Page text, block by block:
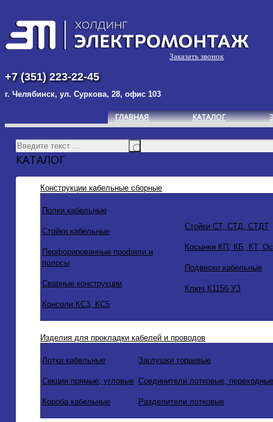
+7 (351) 223-22-45
г. Челябинск, ул. Суркова, 28, офис 103
Заказать звонок
ГЛАВНАЯ КАТАЛОГ
КАТАЛОГ
Конструкции кабельные сборные
Полки кабельные
Стойки кабельные
Перфорированные профили и
полосы
Сварные конструкции
Консоли КС3, КС5
Стойки СТ, СТД, СТДТ
Косынки КП, КБ, КТ,
Подвески кабельные
Ключ К1156 УЗ
Изделия для прокладки кабелей и проводов
Лотки кабельные
Секции прямые, угловые
Короба кабельные
Заглушки торцевые
Соединители лотковые,
Разделители лотковые